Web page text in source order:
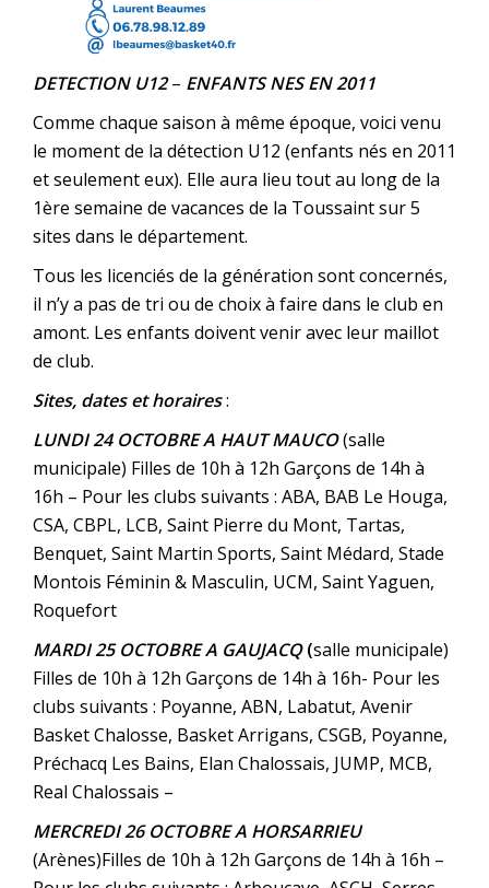
DETECTION U12– ENFANTS NES EN 2011
Comme chaque saison à même époque, voici venu
le moment de la détection U12 (enfants nés en 2011
et seulement eux). Elle aura lieu tout au long de la
1ère semaine de vacances de la Toussaint sur 5
sites dans le département.
Tous les licenciés de la génération sont concernés,
il n’y a pas de tri ou de choix à faire dans le club en
amont. Les enfants doivent venir avec leur maillot
de club.
Sites, dates et horaires:
LUNDI 24 OCTOBRE A HAUT MAUCO(salle
municipale) Filles de 10h à 12h Garçons de 14h à
16h – Pour les clubs suivants : ABA, BAB Le Houga,
CSA, CBPL, LCB, Saint Pierre du Mont, Tartas,
Benquet, Saint Martin Sports, Saint Médard, Stade
Montois Féminin & Masculin, UCM, Saint Yaguen,
Roquefort
MARDI 25 OCTOBRE A GAUJACQ(salle municipale)
Filles de 10h à 12h Garçons de 14h à 16h- Pour les
clubs suivants : Poyanne, ABN, Labatut, Avenir
Basket Chalosse, Basket Arrigans, CSGB, Poyanne,
Préchacq Les Bains, Elan Chalossais, JUMP, MCB,
Real Chalossais –
MERCREDI 26 OCTOBRE A HORSARRIEU
(Arènes)Filles de 10h à 12h Garçons de 14h à 16h –